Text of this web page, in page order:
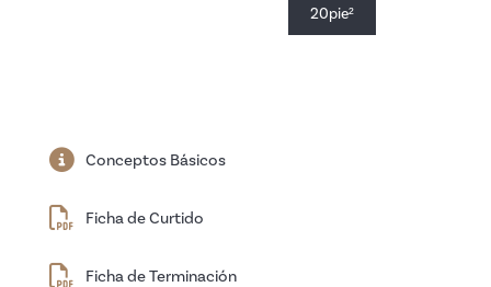
Conceptos Básicos
Ficha de Curtido
Ficha de Terminación